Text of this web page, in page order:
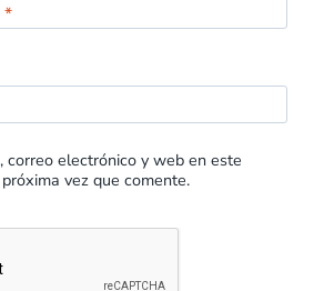
*
correo electrónico y web en este
vez que comente.